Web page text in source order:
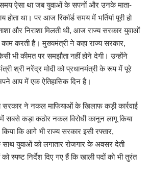
ऐसा था जब युवाओं के सपनों और उनके माता-
होता था। पर आज रिकॉर्ड समय में भर्तियां पूरी हो
और निराशा मिलती थी, आज राज्य सरकार युवाओं
काम करती है। मुख्यमंत्री ने कहा राज्य सरकार,
भी कीमत पर समझौता नहीं होने देगी। उन्होंने
श्री नरेंद्र मोदी को प्रधानमंत्री के रूप में पूरे
आप में एक ऐतिहासिक दिन है।
सरकार ने नकल माफियाओं के खिलाफ कड़ी कार्रवाई
सबसे कड़ा कठोर नकल विरोधी कानून लागू किया
कि आगे भी राज्य सरकार इसी रफ्तार,
के साथ युवाओं को लगातार रोजगार के अवसर देती
को स्पष्ट निर्देश दिए गए हैं कि खाली पदों को भी तुरंत